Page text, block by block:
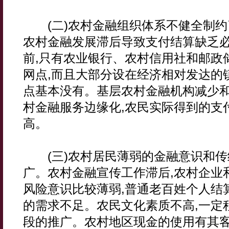
(二)农村金融组织体系不健全制约
农村金融发展滞后导致支付结算缺乏
前,只有农业银行、农村信用社和邮政
网点,而且大部分设在经济相对发达
点基本没有。基层农村金融机构减少
村金融服务边缘化,农民实际得到的支
高。
(三)农村居民薄弱的金融意识和传
广。农村金融宣传工作滞后,农村企
风险意识比较薄弱,普通老百姓个人
的需求不足。农民文化素质不高,一定
段的推广。农村地区现金的使用有其